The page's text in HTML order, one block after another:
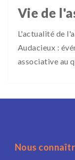
Vie de
L'actualité de
Audacieux :
associative au
Nous